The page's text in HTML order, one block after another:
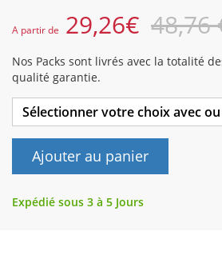
A partir de 29,26€ 48,76
Nos Packs sont livrés avec la totalité
qualité garantie.
Sélectionner votre choix avec
Ajouter au panier
Expédié sous 3 à 5 Jours